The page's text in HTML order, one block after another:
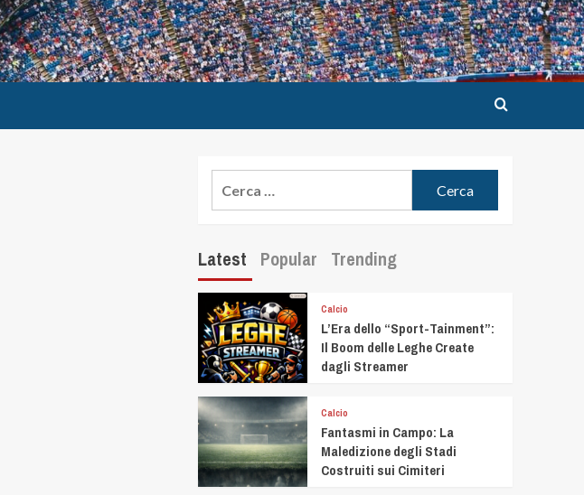
Latest Popular Trending
Calcio
L’Era dello “Sport-Tainment”:
Il Boom delle Leghe Create
dagli Streamer
Calcio
Fantasmi in Campo: La
Maledizione degli Stadi
Costruiti sui Cimiteri